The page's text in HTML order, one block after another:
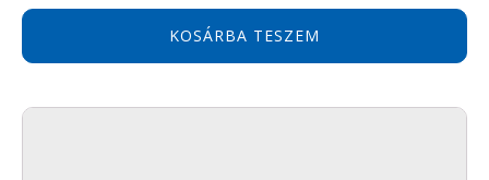
KOSÁRBA TESZEM